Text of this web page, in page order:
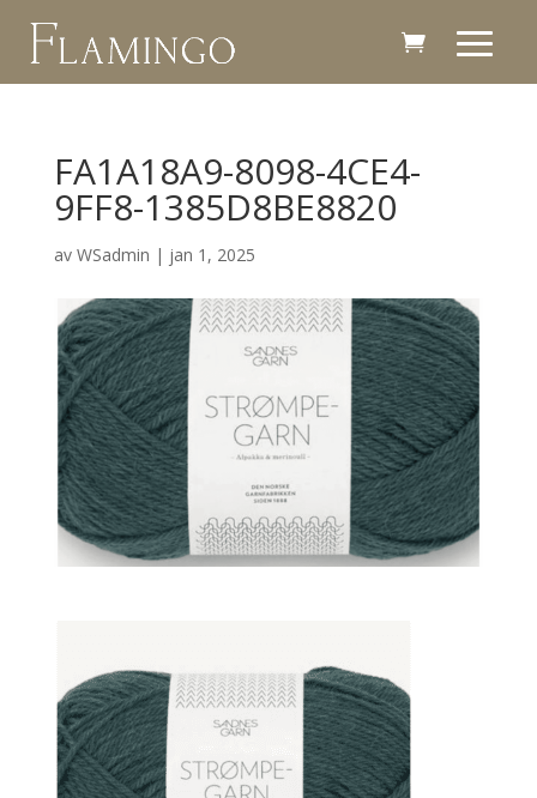
FA1A18A9-8098-4CE4-
9FF8-1385D8BE8820
av WSadmin | jan 1, 2025